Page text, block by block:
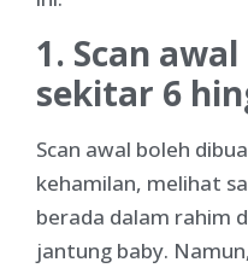
1. Scan
sekitar 6
Scan awal boleh
kehamilan, melihat
berada dalam rahim
jantung baby.